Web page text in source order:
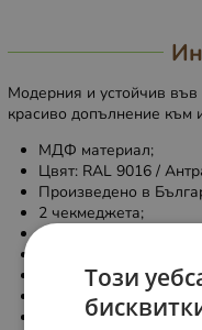
Mодерния и устойчив
красиво допълнение към
МДФ материал;
Цвят: RAL 9016 /
Произведено в
2 чекмеджета;
10% оскъпяване по
Масивни букови
Механизми скрит
Плавно прибиране
Този